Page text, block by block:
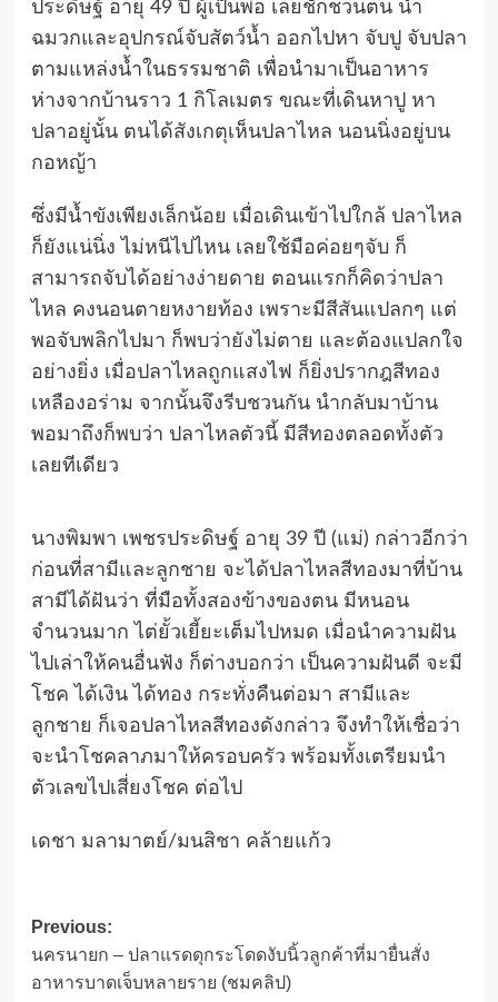
ประดิษฐ์ อายุ 49 ปี ผู้เป็นพ่อ เลยชักชวนตน นำ
ฉมวกและอุปกรณ์จับสัตว์น้ำ ออกไปหา จับปู จับปลา
ตามแหล่งน้ำในธรรมชาติ เพื่อนำมาเป็นอาหาร
ห่างจากบ้านราว 1 กิโลเมตร ขณะที่เดินหาปู หา
ปลาอยู่นั้น ตนได้สังเกตุเห็นปลาไหล นอนนิ่งอยู่บน
กอหญ้า
ซึ่งมีน้ำขังเพียงเล็กน้อย เมื่อเดินเข้าไปใกล้ ปลาไหล
ก็ยังแน่นิ่ง ไม่หนีไปไหน เลยใช้มือค่อยๆจับ ก็
สามารถจับได้อย่างง่ายดาย ตอนแรกก็คิดว่าปลา
ไหล คงนอนตายหงายท้อง เพราะมีสีสันแปลกๆ แต่
พอจับพลิกไปมา ก็พบว่ายังไม่ตาย และต้องแปลกใจ
อย่างยิ่ง เมื่อปลาไหลถูกแสงไฟ ก็ยิ่งปรากฎสีทอง
เหลืองอร่าม จากนั้นจึงรีบชวนกัน นำกลับมาบ้าน
พอมาถึงก็พบว่า ปลาไหลตัวนี้ มีสีทองตลอดทั้งตัว
เลยทีเดียว
นางพิมพา เพชรประดิษฐ์ อายุ 39 ปี (แม่) กล่าวอีกว่า
ก่อนที่สามีและลูกชาย จะได้ปลาไหลสีทองมาที่บ้าน
สามีได้ฝันว่า ที่มือทั้งสองข้างของตน มีหนอน
จำนวนมาก ไต่ยั้วเยี้ยะเต็มไปหมด เมื่อนำความฝัน
ไปเล่าให้คนอื่นฟัง ก็ต่างบอกว่า เป็นความฝันดี จะมี
โชค ได้เงิน ได้ทอง กระทั่งคืนต่อมา สามีและ
ลูกชาย ก็เจอปลาไหลสีทองดังกล่าว จึงทำให้เชื่อว่า
จะนำโชคลาภมาให้ครอบครัว พร้อมทั้งเตรียมนำ
ตัวเลขไปเสี่ยงโชค ต่อไป
เดชา มลามาตย์/มนสิชา คล้ายแก้ว
Post
navigation
Previous:
นครนายก – ปลาแรดดุกระโดดงับนิ้วลูกค้าที่มายื่นสั่ง
อาหารบาดเจ็บหลายราย (ชมคลิป)